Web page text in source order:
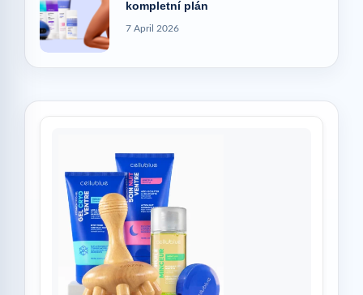
kompletní plán
7 April 2026